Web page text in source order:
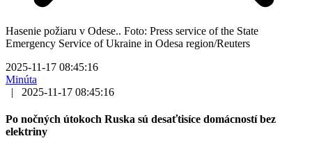
Hasenie požiaru v Odese.. Foto: Press service of the State
Emergency Service of Ukraine in Odesa region/Reuters
2025-11-17 08:45:16
Minúta
|
2025-11-17 08:45:16
Po nočných útokoch Ruska sú desaťtisíce domácností bez
elektriny